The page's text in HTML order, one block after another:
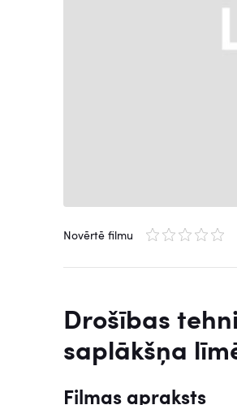
Novērtē filmu
Drošības
saplākšņa
Filmas apraksts